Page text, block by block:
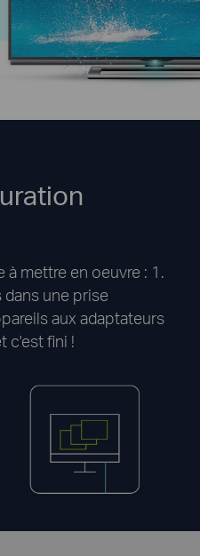
à mettre en oeuvre : 1.
une prise
aux adaptateurs
c'est fini !